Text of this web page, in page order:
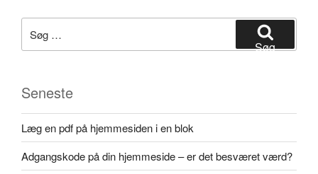
efter:
Søg
Seneste
Læg en pdf på hjemmesiden i en blok
Adgangskode på din hjemmeside – er det besværet værd?